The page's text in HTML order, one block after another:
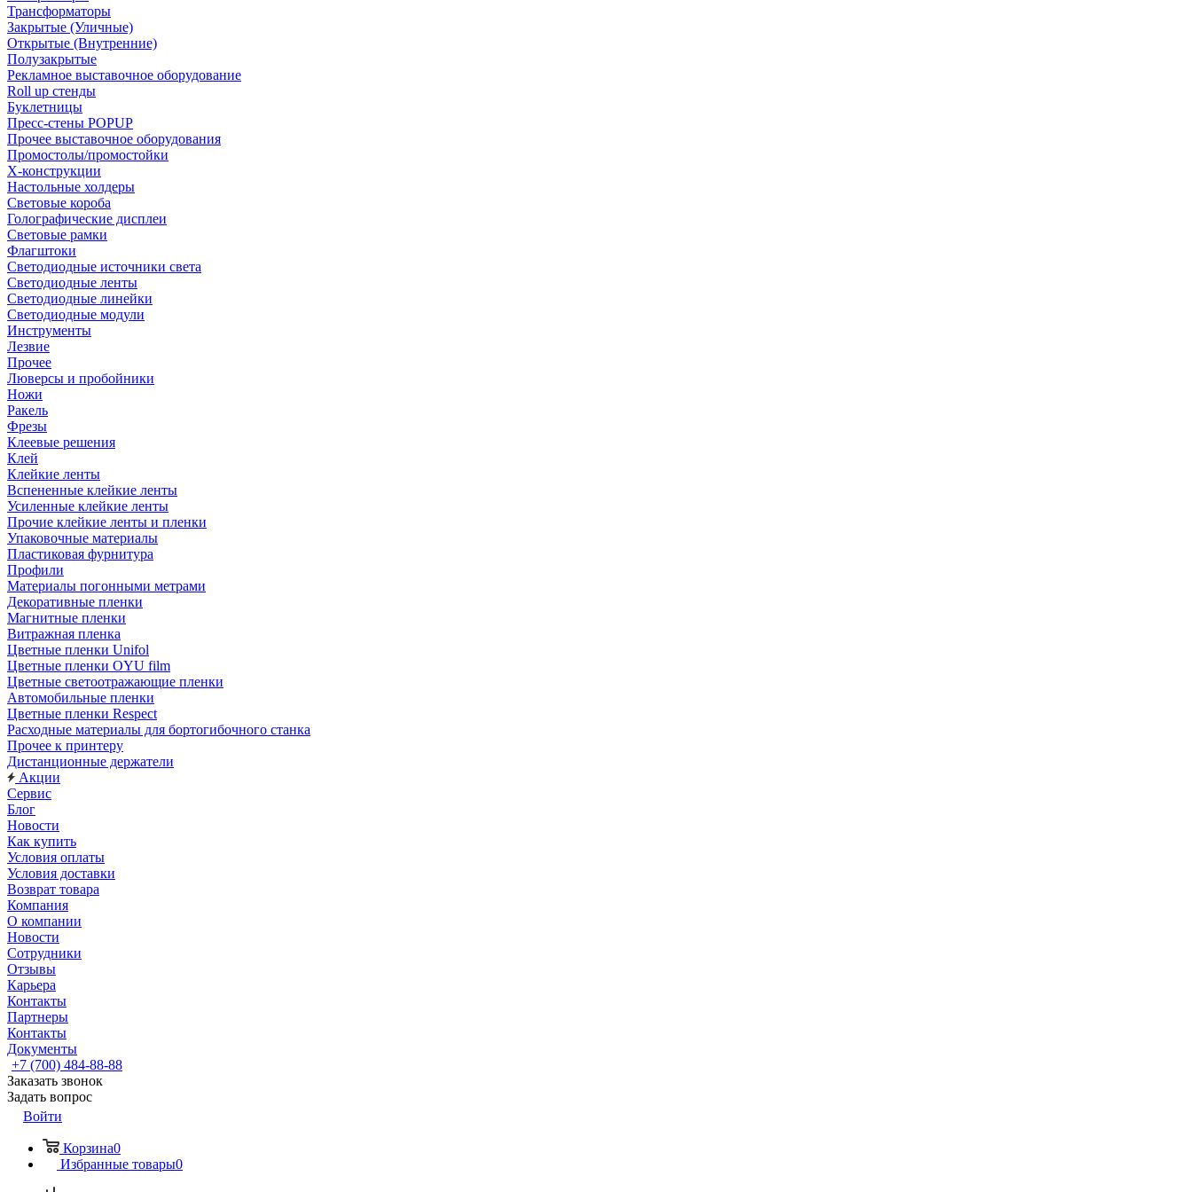
Трансформаторы
Закрытые (Уличные)
Открытые (Внутренние)
Полузакрытые
Рекламное выставочное оборудование
Roll up стенды
Буклетницы
Пресс-стены POPUP
Прочее выставочное оборудования
Промостолы/промостойки
Х-конструкции
Настольные холдеры
Световые короба
Голографические дисплеи
Световые рамки
Флагштоки
Светодиодные источники света
Светодиодные ленты
Светодиодные линейки
Светодиодные модули
Инструменты
Лезвие
Прочее
Люверсы и пробойники
Ножи
Ракель
Фрезы
Клеевые решения
Клей
Клейкие ленты
Вспененные клейкие ленты
Усиленные клейкие ленты
Прочие клейкие ленты и пленки
Упаковочные материалы
Пластиковая фурнитура
Профили
Материалы погонными метрами
Декоративные пленки
Магнитные пленки
Витражная пленка
Цветные пленки Unifol
Цветные пленки OYU film
Цветные светоотражающие пленки
Автомобильные пленки
Цветные пленки Respect
Расходные материалы для бортогибочного станка
Прочее к принтеру
Дистанционные держатели
Акции
Сервис
Блог
Новости
Как купить
Условия оплаты
Условия доставки
Возврат товара
Компания
О компании
Новости
Сотрудники
Отзывы
Карьера
Контакты
Партнеры
Контакты
Документы
+7 (700) 484-88-88
Заказать звонок
Задать вопрос
Войти
Корзина0
Избранные товары0